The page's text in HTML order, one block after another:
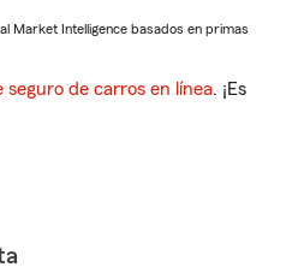
Market Intelligence basados en primas
seguro de carros en línea. ¡Es